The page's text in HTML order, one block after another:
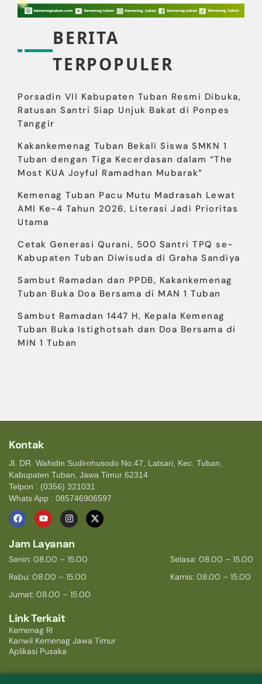
BERITA
TERPOPULER
Porsadin VII Kabupaten Tuban Resmi Dibuka,
Ratusan Santri Siap Unjuk Bakat di Ponpes
Tanggir
Kakankemenag Tuban Bekali Siswa SMKN 1
Tuban dengan Tiga Kecerdasan dalam “The
Most KUA Joyful Ramadhan Mubarak”
Kemenag Tuban Pacu Mutu Madrasah Lewat
AMI Ke-4 Tahun 2026, Literasi Jadi Prioritas
Utama
Cetak Generasi Qurani, 500 Santri TPQ se-
Kabupaten Tuban Diwisuda di Graha Sandiya
Sambut Ramadan dan PPDB, Kakankemenag
Tuban Buka Doa Bersama di MAN 1 Tuban
Sambut Ramadan 1447 H, Kepala Kemenag
Tuban Buka Istighotsah dan Doa Bersama di
MIN 1 Tuban
Kontak
Jl. DR. Wahidin Sudirohusodo No.47, Latsari, Kec. Tuban,
Kabupaten Tuban, Jawa Timur 62314
Telpon : (0356) 321031
Whats App : 085746906597
Jam Layanan
Senin: 08.00 – 15.00
Rabu: 08.00 – 15.00
Jumat: 08.00 – 15.00
Selasa: 08.00 – 15.00
Kamis: 08.00 – 15.00
Link Terkait
Kemenag RI
Kanwil Kemenag Jawa Timur
Aplikasi Pusaka